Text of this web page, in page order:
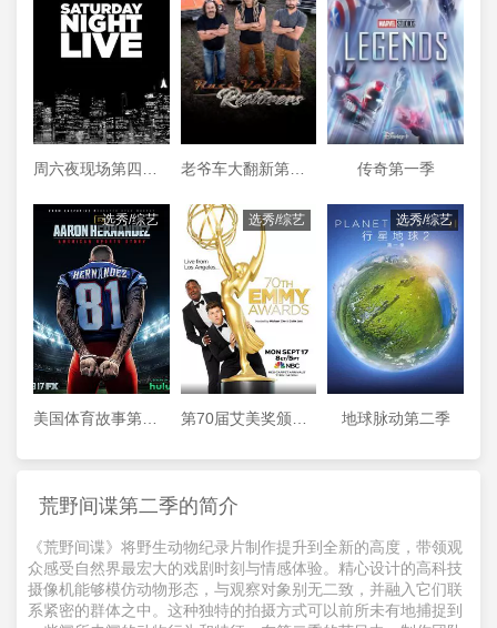
老爷车大翻新第三季 传奇第一季
选秀/综艺
美国体育故事第一季
选秀/综艺
第70届艾美奖颁奖典礼
选秀/综艺
地球脉动第二季
荒野间谍第二季的简介
《荒野间谍》将野生动物纪录片制作提升到全新的高度，带领观
众感受自然界最宏大的戏剧时刻与情感体验。精心设计的高科技
摄像机能够模仿动物形态，与观察对象别无二致，并融入它们联
系紧密的群体之中。这种独特的拍摄方式可以前所未有地捕捉到